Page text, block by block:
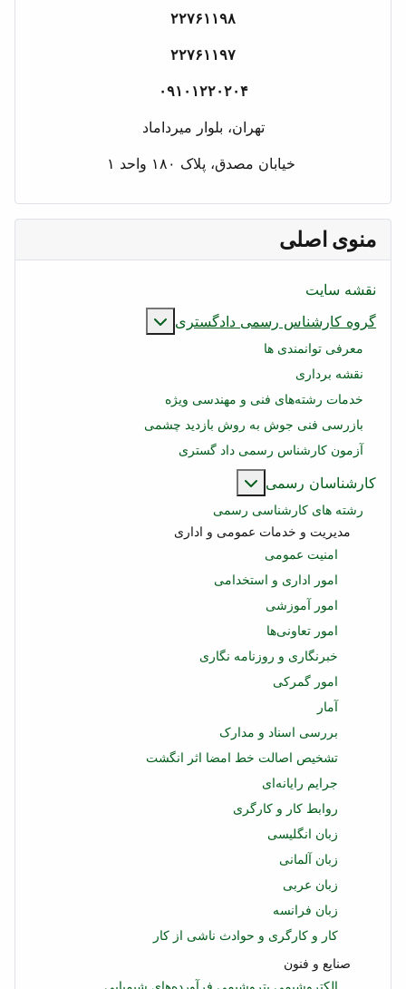
۲۲۷۶۱۱۹۸
۲۲۷۶۱۱۹۷
۰۹۱۰۱۲۲۰۲۰۴
تهران، بلوار میرداماد
خیابان مصدق، پلاک ۱۸۰ واحد ۱
منوی اصلی
نقشه سایت
گروه کارشناس رسمی دادگستری
معرفی توانمندی ها
نقشه برداری
خدمات رشته‌های فنی و مهندسی ویژه
بازرسی فنی جوش به روش بازدید چشمی
آزمون کارشناس رسمی داد گستری
کارشناسان رسمی
رشته های کارشناسی رسمی
مدیریت و خدمات عمومی و اداری
امنیت عمومی
امور اداری و استخدامی
امور آموزشی
امور تعاونی‌ها
خبرنگاری و روزنامه نگاری
امور گمرکی
آمار
بررسی اسناد و مدارک
تشخیص اصالت خط امضا اثر انگشت
جرایم رایانه‌ای
روابط کار و کارگری
زبان انگلیسی
زبان آلمانی
زبان عربی
زبان فرانسه
کار و کارگری و حوادث ناشی از کار
صنایع و فنون
الکتروشیمی پتروشیمی فرآورده‌های شیمیایی